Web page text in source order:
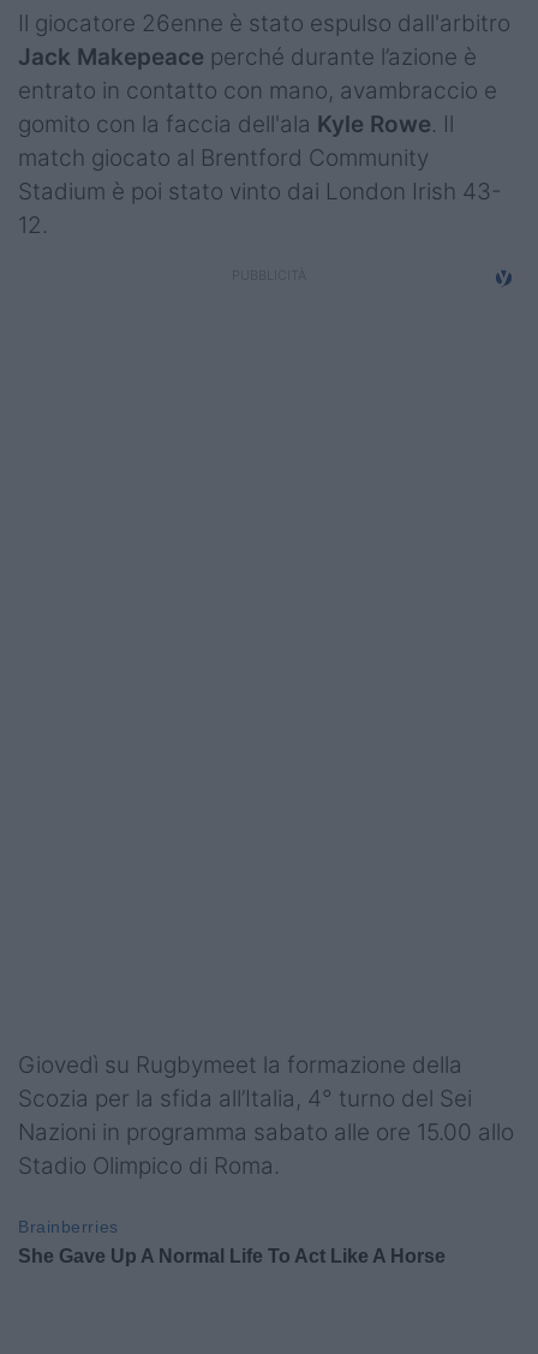
Il giocatore 26enne è stato espulso dall'arbitro
Jack Makepeace perché durante l’azione è
entrato in contatto con mano, avambraccio e
gomito con la faccia dell'ala Kyle Rowe. Il
match giocato al Brentford Community
Stadium è poi stato vinto dai London Irish 43-
12.
Giovedì su Rugbymeet la formazione della
Scozia per la sfida all’Italia, 4° turno del Sei
Nazioni in programma sabato alle ore 15.00 allo
Stadio Olimpico di Roma.